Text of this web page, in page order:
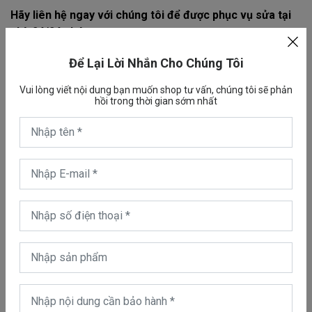
Để Lại Lời Nhắn Cho Chúng Tôi
Vui lòng viết nội dung bạn muốn shop tư vấn, chúng tôi sẽ phản
hồi trong thời gian sớm nhất
Hãy liên hệ ngay với chúng tôi để được phục vụ sửa tại
nhà 24/24 nhé.
Cam kết dịch vụ sửa máy hút bụi Dyson tại nhà
* Ngoài sửa chữa máy hút bụi ra bên công ty chúng tôi còn
sửa chữa máy sấy tóc Dyson, sửa quạt không cánh Dyson
Quản trị viên